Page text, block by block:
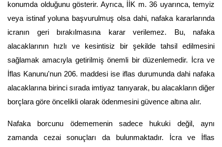
konumda olduğunu gösterir. Ayrıca, İİK m. 36 uyarınca, temyiz
veya istinaf yoluna başvurulmuş olsa dahi, nafaka kararlarında
icranın geri bırakılmasına karar verilemez. Bu, nafaka
alacaklarının hızlı ve kesintisiz bir şekilde tahsil edilmesini
sağlamak amacıyla getirilmiş önemli bir düzenlemedir. İcra ve
İflas Kanunu'nun 206. maddesi ise iflas durumunda dahi nafaka
alacaklarına birinci sırada imtiyaz tanıyarak, bu alacakların diğer
borçlara göre öncelikli olarak ödenmesini güvence altına alır.
Nafaka borcunu ödememenin sadece hukuki değil, aynı
zamanda cezai sonuçları da bulunmaktadır. İcra ve İflas